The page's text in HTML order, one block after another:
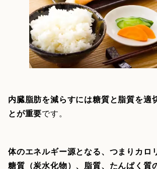
内臓脂肪を減らすには糖質と脂質を適
とが重要です。
体のエネルギー源となる、つまりカロ
糖質（炭水化物）、脂質、たんぱく質